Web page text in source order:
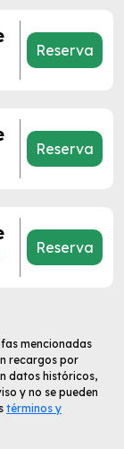
Reserva
Reserva
Reserva
mencionadas
recargos por
datos históricos,
y no se pueden
términos y